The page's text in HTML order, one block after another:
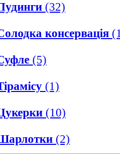
(32)
консервація
(5)
(1)
(10)
(2)